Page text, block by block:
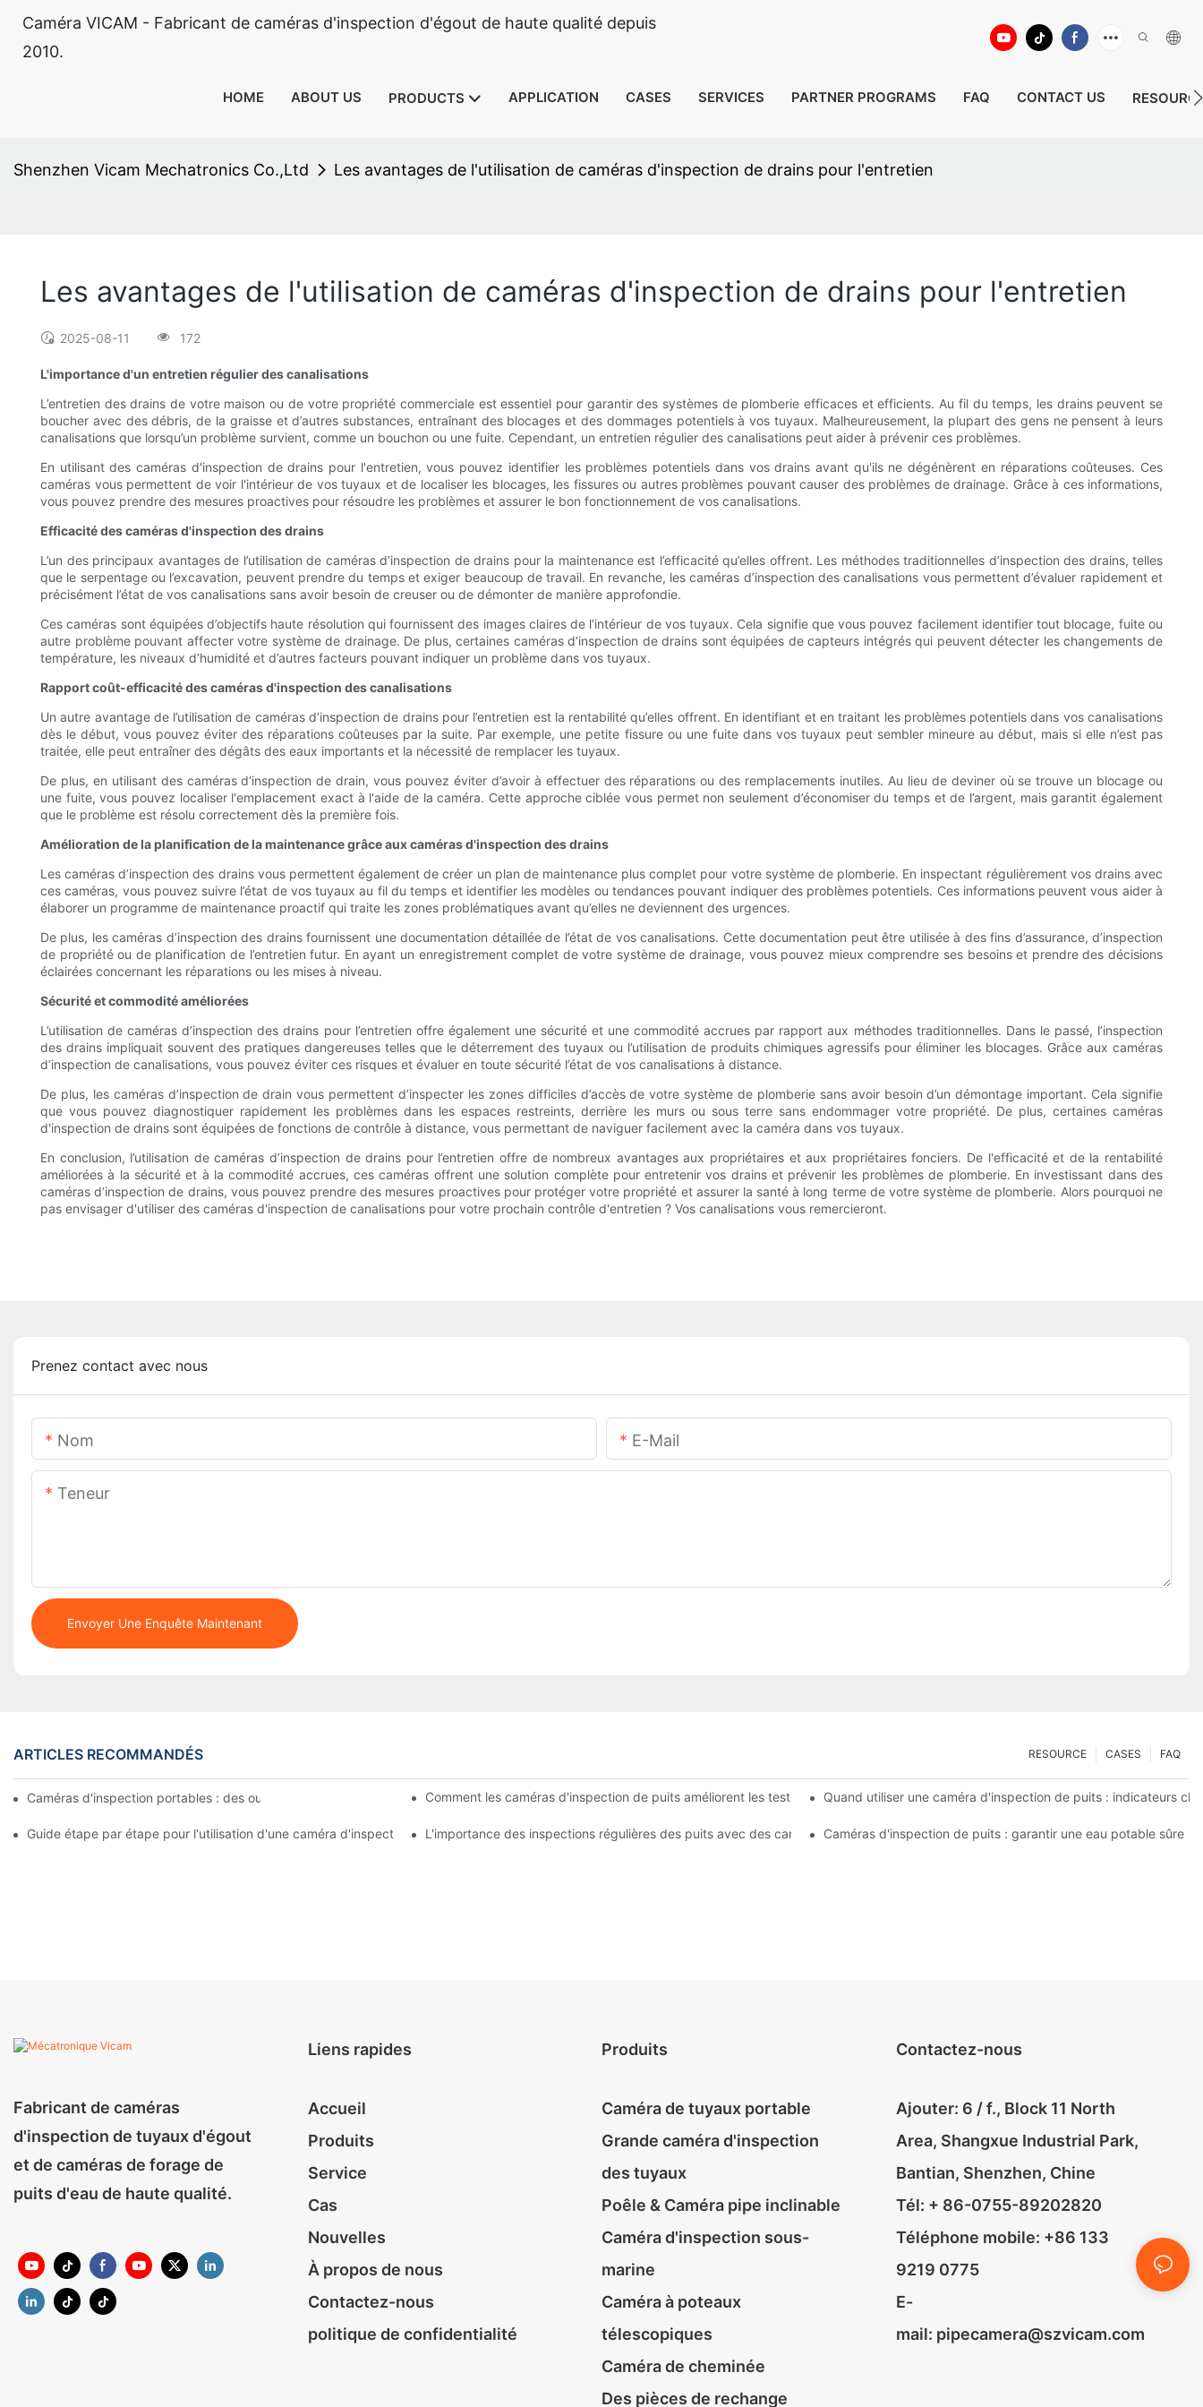
Caméra VICAM - Fabricant de caméras d'inspection d'égout de haute qualité depuis
2010.
HOME ABOUT US PRODUCTS APPLICATION CASES SERVICES PARTNER PROGRAMS FAQ CONTACT US
Shenzhen Vicam Mechatronics Co.,Ltd Les avantages de l'utilisation de caméras d'inspection de drains pour l'entretien
Les avantages de l'utilisation de caméras d'inspection de drains pour l'entretien
2025-08-11 172
L'importance d'un entretien régulier des canalisations
L’entretien des drains de votre maison ou de votre propriété commerciale est essentiel pour garantir des systèmes de plomberie efficaces et efficients. Au fil du temps, les drains peuvent se
boucher avec des débris, de la graisse et d’autres substances, entraînant des blocages et des dommages potentiels à vos tuyaux. Malheureusement, la plupart des gens ne pensent à leurs
canalisations que lorsqu’un problème survient, comme un bouchon ou une fuite. Cependant, un entretien régulier des canalisations peut aider à prévenir ces problèmes.
En utilisant des caméras d'inspection de drains pour l'entretien, vous pouvez identifier les problèmes potentiels dans vos drains avant qu'ils ne dégénèrent en réparations coûteuses. Ces
caméras vous permettent de voir l'intérieur de vos tuyaux et de localiser les blocages, les fissures ou autres problèmes pouvant causer des problèmes de drainage. Grâce à ces informations,
vous pouvez prendre des mesures proactives pour résoudre les problèmes et assurer le bon fonctionnement de vos canalisations.
Efficacité des caméras d'inspection des drains
L’un des principaux avantages de l’utilisation de caméras d’inspection de drains pour la maintenance est l’efficacité qu’elles offrent. Les méthodes traditionnelles d’inspection des drains, telles
que le serpentage ou l’excavation, peuvent prendre du temps et exiger beaucoup de travail. En revanche, les caméras d’inspection des canalisations vous permettent d’évaluer rapidement et
précisément l’état de vos canalisations sans avoir besoin de creuser ou de démonter de manière approfondie.
Ces caméras sont équipées d’objectifs haute résolution qui fournissent des images claires de l’intérieur de vos tuyaux. Cela signifie que vous pouvez facilement identifier tout blocage, fuite ou
autre problème pouvant affecter votre système de drainage. De plus, certaines caméras d’inspection de drains sont équipées de capteurs intégrés qui peuvent détecter les changements de
température, les niveaux d’humidité et d’autres facteurs pouvant indiquer un problème dans vos tuyaux.
Rapport coût-efficacité des caméras d'inspection des canalisations
Un autre avantage de l’utilisation de caméras d’inspection de drains pour l’entretien est la rentabilité qu’elles offrent. En identifiant et en traitant les problèmes potentiels dans vos canalisations
dès le début, vous pouvez éviter des réparations coûteuses par la suite. Par exemple, une petite fissure ou une fuite dans vos tuyaux peut sembler mineure au début, mais si elle n’est pas
traitée, elle peut entraîner des dégâts des eaux importants et la nécessité de remplacer les tuyaux.
De plus, en utilisant des caméras d’inspection de drain, vous pouvez éviter d’avoir à effectuer des réparations ou des remplacements inutiles. Au lieu de deviner où se trouve un blocage ou
une fuite, vous pouvez localiser l'emplacement exact à l'aide de la caméra. Cette approche ciblée vous permet non seulement d’économiser du temps et de l’argent, mais garantit également
que le problème est résolu correctement dès la première fois.
Amélioration de la planification de la maintenance grâce aux caméras d'inspection des drains
Les caméras d’inspection des drains vous permettent également de créer un plan de maintenance plus complet pour votre système de plomberie. En inspectant régulièrement vos drains avec
ces caméras, vous pouvez suivre l’état de vos tuyaux au fil du temps et identifier les modèles ou tendances pouvant indiquer des problèmes potentiels. Ces informations peuvent vous aider à
élaborer un programme de maintenance proactif qui traite les zones problématiques avant qu’elles ne deviennent des urgences.
De plus, les caméras d’inspection des drains fournissent une documentation détaillée de l’état de vos canalisations. Cette documentation peut être utilisée à des fins d’assurance, d’inspection
de propriété ou de planification de l’entretien futur. En ayant un enregistrement complet de votre système de drainage, vous pouvez mieux comprendre ses besoins et prendre des décisions
éclairées concernant les réparations ou les mises à niveau.
Sécurité et commodité améliorées
L’utilisation de caméras d’inspection des drains pour l’entretien offre également une sécurité et une commodité accrues par rapport aux méthodes traditionnelles. Dans le passé, l’inspection
des drains impliquait souvent des pratiques dangereuses telles que le déterrement des tuyaux ou l’utilisation de produits chimiques agressifs pour éliminer les blocages. Grâce aux caméras
d’inspection de canalisations, vous pouvez éviter ces risques et évaluer en toute sécurité l’état de vos canalisations à distance.
De plus, les caméras d’inspection de drain vous permettent d’inspecter les zones difficiles d’accès de votre système de plomberie sans avoir besoin d’un démontage important. Cela signifie
que vous pouvez diagnostiquer rapidement les problèmes dans les espaces restreints, derrière les murs ou sous terre sans endommager votre propriété. De plus, certaines caméras
d'inspection de drains sont équipées de fonctions de contrôle à distance, vous permettant de naviguer facilement avec la caméra dans vos tuyaux.
En conclusion, l’utilisation de caméras d’inspection de drains pour l’entretien offre de nombreux avantages aux propriétaires et aux propriétaires fonciers. De l'efficacité et de la rentabilité
améliorées à la sécurité et à la commodité accrues, ces caméras offrent une solution complète pour entretenir vos drains et prévenir les problèmes de plomberie. En investissant dans des
caméras d’inspection de drains, vous pouvez prendre des mesures proactives pour protéger votre propriété et assurer la santé à long terme de votre système de plomberie. Alors pourquoi ne
pas envisager d'utiliser des caméras d'inspection de canalisations pour votre prochain contrôle d'entretien ? Vos canalisations vous remercieront.
Prenez contact avec nous
Nom E-Mail
Teneur
Envoyer Une Enquête Maintenant
ARTICLES RECOMMANDÉS FAQ
CASES
RESOURCE
Caméras d'inspection portables : des outils indispensables pour les professionnelsComment les caméras d'inspection de puits améliorent les tests de qualité de l'eauQuand utiliser une caméra d'inspection de puits : indicateurs
Guide étape par étape pour l'utilisation d'une caméra d'inspection de puitsL'importance des inspections régulières des puits avec des caméras spécialiséesCaméras d'inspection de puits : garantir une eau potable sûre
Fabricant de caméras
d'inspection de tuyaux d'égout
et de caméras de forage de
puits d'eau de haute qualité.
Liens rapides
Accueil
Produits
Service
Cas
Nouvelles
À propos de nous
Contactez-nous
politique de confidentialité
Produits
Caméra de tuyaux portable
Grande caméra d'inspection
des tuyaux
Poêle & Caméra pipe inclinable
Caméra d'inspection sous-
marine
Caméra à poteaux
télescopiques
Caméra de cheminée
Des pièces de rechange
Contactez-nous
Ajouter: 6 / f., Block 11 North
Area, Shangxue Industrial Park,
Bantian, Shenzhen, Chine
Tél: + 86-0755-89202820
Téléphone mobile: +86 133
9219 0775
E-
mail: pipecamera@szvicam.com